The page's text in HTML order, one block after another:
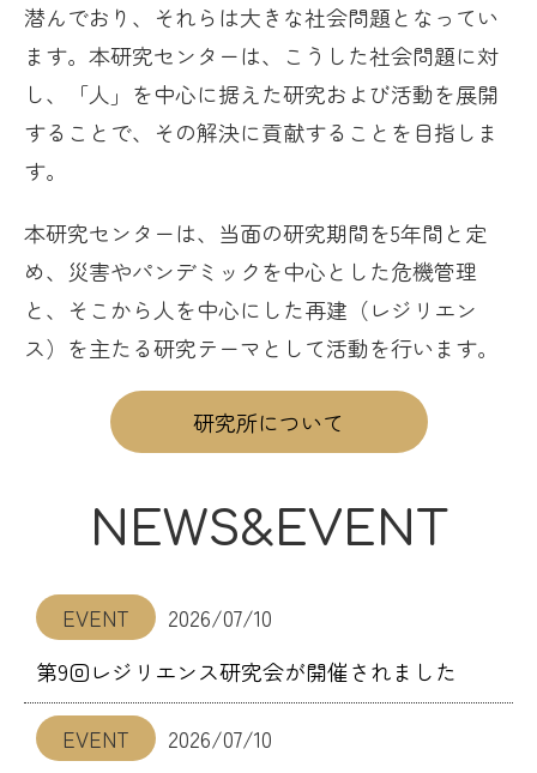
潜んでおり、それらは大きな社会問題となってい
ます。本研究センターは、こうした社会問題に対
し、「人」を中心に据えた研究および活動を展開
することで、その解決に貢献することを目指しま
す。
本研究センターは、当面の研究期間を5年間と定
め、災害やパンデミックを中心とした危機管理
と、そこから人を中心にした再建（レジリエン
ス）を主たる研究テーマとして活動を行います。
研究所について
NEWS&EVENT
EVENT
2026/07/10
第9回レジリエンス研究会が開催されました
EVENT
2026/07/10